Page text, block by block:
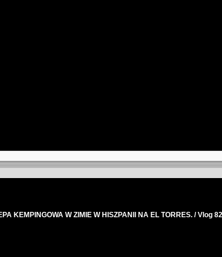
KEMPINGOWA W ZIMIE W HISZPANII NA EL TORRES. / Vlog 82